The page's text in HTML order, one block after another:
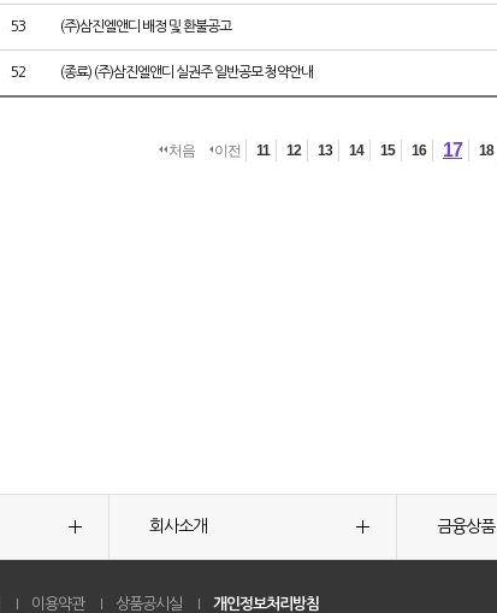
53 (주)삼진엘앤디 배정 및 환불공고
52 (종료) (주)삼진엘앤디 실권주 일반공모 청약안내
처음 이전 11 12 13 14 15 16 17 18
회사소개 금융상품
이용약관 상품공시실 개인정보처리방침